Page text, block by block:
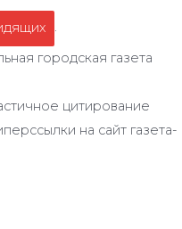
.
городская газета
цитирование
на сайт газета-